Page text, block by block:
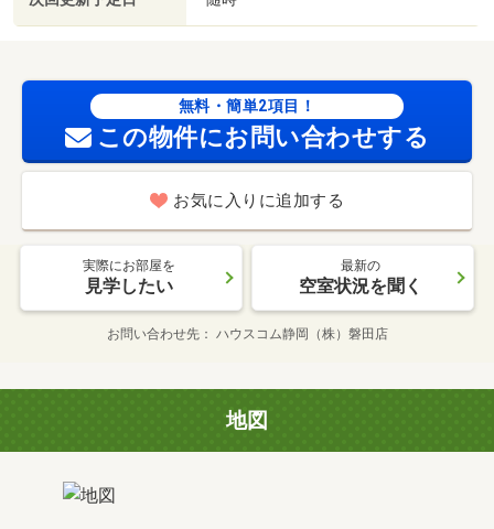
無料・簡単2項目！
この物件にお問い合わせする
お気に入りに追加する
実際にお部屋を
見学したい
最新の
空室状況を聞く
お問い合わせ先 ハウスコム静岡（株）磐田店
地図